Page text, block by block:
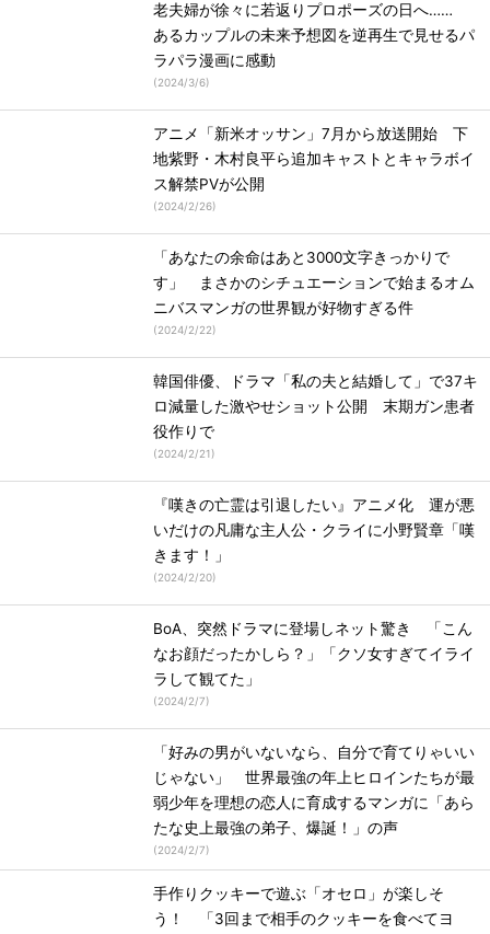
老夫婦が徐々に若返りプロポーズの日へ……
あるカップルの未来予想図を逆再生で見せるパ
ラパラ漫画に感動
(2024/3/6)
アニメ「新米オッサン」7月から放送開始 下
地紫野・木村良平ら追加キャストとキャラボイ
ス解禁PVが公開
(2024/2/26)
「あなたの余命はあと3000文字きっかりで
す」 まさかのシチュエーションで始まるオム
ニバスマンガの世界観が好物すぎる件
(2024/2/22)
韓国俳優、ドラマ「私の夫と結婚して」で37キ
ロ減量した激やせショット公開 末期ガン患者
役作りで
(2024/2/21)
『嘆きの亡霊は引退したい』アニメ化 運が悪
いだけの凡庸な主人公・クライに小野賢章「嘆
きます！」
(2024/2/20)
BoA、突然ドラマに登場しネット驚き 「こん
なお顔だったかしら？」「クソ女すぎてイライ
ラして観てた」
(2024/2/7)
「好みの男がいないなら、自分で育てりゃいい
じゃない」 世界最強の年上ヒロインたちが最
弱少年を理想の恋人に育成するマンガに「あら
たな史上最強の弟子、爆誕！」の声
(2024/2/7)
手作りクッキーで遊ぶ「オセロ」が楽しそ
う！ 「3回まで相手のクッキーを食べてヨ